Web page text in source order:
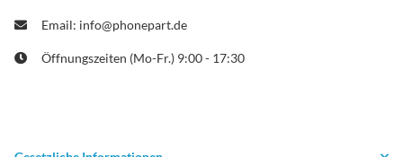
Email: info@phonepart.de
Öffnungszeiten (Mo-Fr.) 9:00 - 17:30